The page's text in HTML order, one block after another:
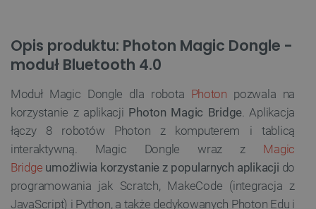
Opis produktu: Photon Magic Dongle -
moduł Bluetooth 4.0
Moduł Magic Dongle dla robota Photon pozwala na
korzystanie z aplikacji Photon Magic Bridge. Aplikacja
łączy 8 robotów Photon z komputerem i tablicą
interaktywną. Magic Dongle wraz z Magic
Bridge umożliwia korzystanie z popularnych aplikacji do
programowania jak Scratch, MakeCode (integracja z
JavaScript) i Python, a także dedykowanych Photon Edu i